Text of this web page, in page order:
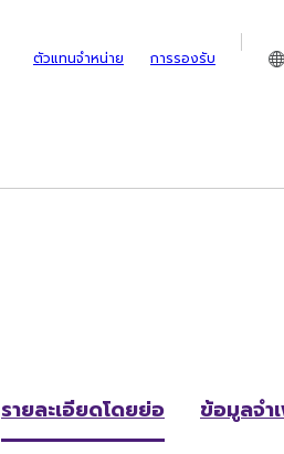
ตัวแทนจำหน่าย การรองรับ
รายละเอียดโดยย่อ ข้อมูลจำ